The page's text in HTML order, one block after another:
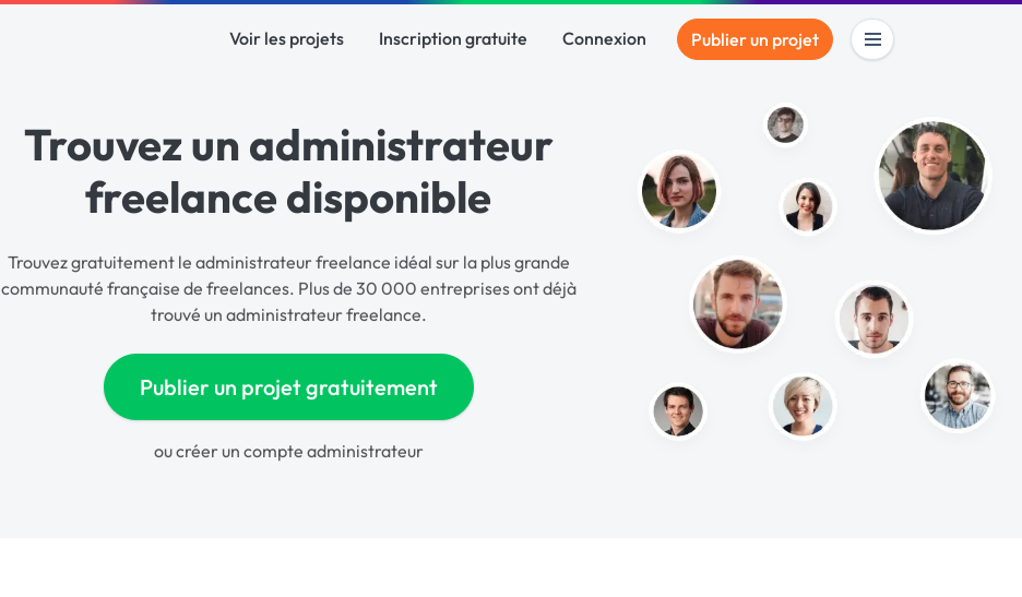
Voir les projets Inscription gratuite Connexion Publier un projet
Trouvez un administrateur
freelance disponible
Trouvez gratuitement le administrateur freelance idéal sur la plus grande
communauté française de freelances. Plus de 30 000 entreprises ont déjà
trouvé un administrateur freelance.
Publier un projet gratuitement
oucréer un compte administrateur